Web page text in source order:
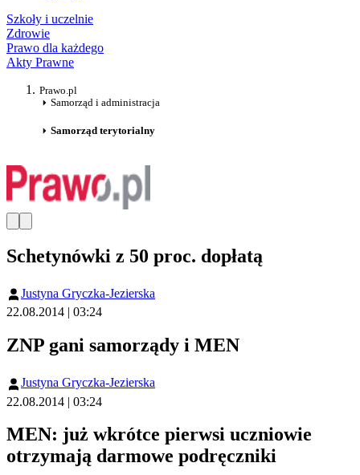
Szkoły i uczelnie
Zdrowie
Prawo dla każdego
Akty Prawne
Prawo.pl
Samorząd i administracja
Samorząd terytorialny
Schetynówki z 50 proc. dopłatą
Justyna Gryczka-Jezierska
22.08.2014 | 03:24
ZNP gani samorządy i MEN
Justyna Gryczka-Jezierska
22.08.2014 | 03:24
MEN: już wkrótce pierwsi uczniowie
otrzymają darmowe podręczniki